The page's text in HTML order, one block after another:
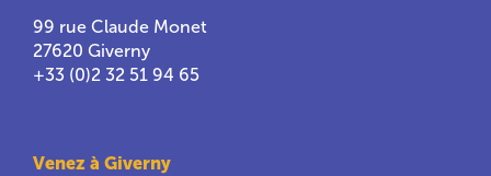
99 rue Claude Monet
27620 Giverny
+33 (0)2 32 51 94 65
Venez à Giverny